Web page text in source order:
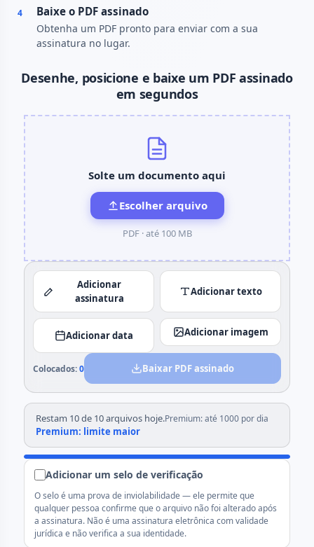
4 Baixe o PDF assinado
Obtenha um PDF pronto para enviar com a sua
assinatura no lugar.
Desenhe, posicione e baixe um PDF assinado
em segundos
Solte um documento aqui
Escolher arquivo
PDF ·até 100 MB
Adicionar
assinatura
Adicionar texto
Adicionar data Adicionar imagem
Colocados:0 Baixar PDF assinado
Restam 10 de 10 arquivos hoje.Premium: até 1000 por dia
Premium: limite maior
Adicionar um selo de verificação
O selo é uma prova de inviolabilidade — ele permite que
qualquer pessoa confirme que o arquivo não foi alterado após
a assinatura. Não é uma assinatura eletrônica com validade
jurídica e não verifica a sua identidade.